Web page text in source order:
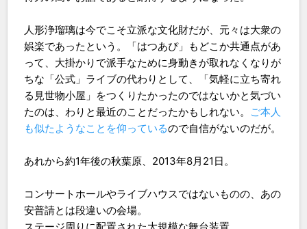
人形浄瑠璃は今でこそ立派な文化財だが、元々は大衆の
娯楽であったという。「はつあぴ」もどこか共通点があ
って、大掛かりで派手なために身動きが取れなくなりが
ちな「公式」ライブの代わりとして、「気軽に立ち寄れ
る見世物小屋」をつくりたかったのではないかと気づい
たのは、わりと最近のことだったかもしれない。 ご本人
も似たようなことを仰っているので自信がないのだが。
あれから約1年後の秋葉原、2013年8月21日。
コンサートホールやライブハウスではないものの、あの
安普請とは段違いの会場。